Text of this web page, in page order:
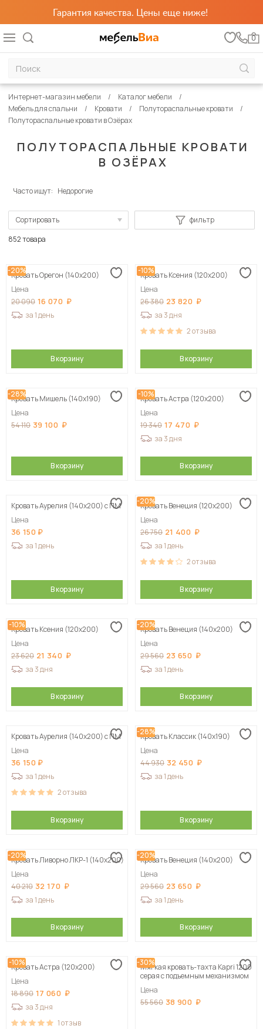
Гарантия качества. Цены еще ниже!
0
ПОЛУТОРАСПАЛЬНЫЕ КРОВАТИ
В ОЗЁРАХ
Интернет-магазин мебели
Каталог мебели
Мебель для спальни
Кровати
Полутораспальные кровати
Полутораспальные кровати в Озёрах
Часто ищут: Недорогие
Сортировать
Сначала дорогие
фильтр
852 товара
-20%
Кровать Орегон (140х200)
Цена
20 090 16 070
за 1 день
В корзину
-10%
Кровать Ксения (120х200)
Цена
26 380 23 820
за 3 дня
2отзыва
В корзину
-28%
Кровать Мишель (140х190)
Цена
54 110 39 100
В корзину
-10%
Кровать Астра (120х200)
Цена
19 340 17 470
за 3 дня
В корзину
Кровать Аурелия (140х200) с ПМ
Цена
36 150
за 1 день
В корзину
-20%
Кровать Венеция (120х200)
Цена
26 750 21 400
за 1 день
2отзыва
В корзину
-10%
Кровать Ксения (120х200)
Цена
23 620 21 340
за 3 дня
В корзину
-20%
Кровать Венеция (140х200)
Цена
29 560 23 650
за 1 день
В корзину
Кровать Аурелия (140х200) с ПМ
Цена
36 150
за 1 день
2отзыва
В корзину
-28%
Кровать Классик (140х190)
Цена
44 930 32 450
за 1 день
В корзину
-20%
Кровать Ливорно ЛКР-1 (140х200)
Цена
40 210 32 170
за 1 день
В корзину
-20%
Кровать Венеция (140х200)
Цена
29 560 23 650
за 1 день
В корзину
-10%
Кровать Астра (120х200)
Цена
18 890 17 060
за 3 дня
1отзыв
-30%
Мягкая кровать-тахта Kapri 1200
серая c подъемным механизмом
Цена
55 560 38 900